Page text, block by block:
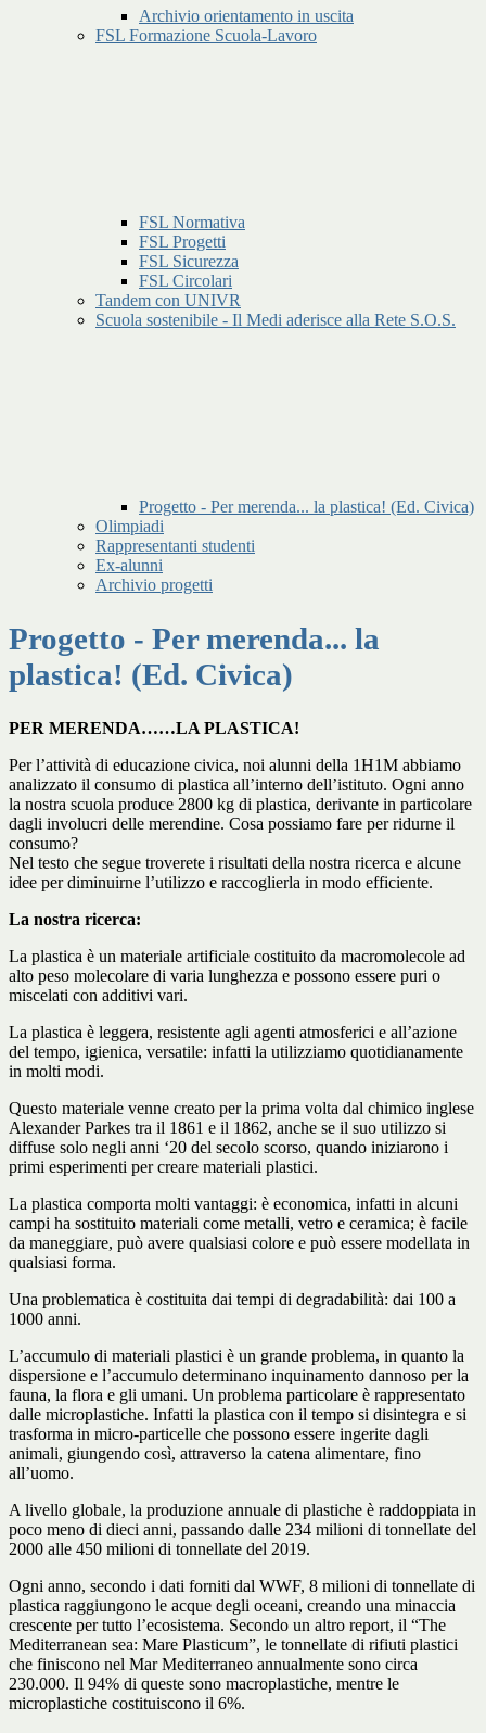
Archivio orientamento in uscita
FSL Formazione Scuola-Lavoro
FSL Normativa
FSL Progetti
FSL Sicurezza
FSL Circolari
Tandem con UNIVR
Scuola sostenibile - Il Medi aderisce alla Rete S.O.S.
Progetto - Per merenda... la plastica! (Ed. Civica)
Olimpiadi
Rappresentanti studenti
Ex-alunni
Archivio progetti
Progetto - Per merenda... la
plastica! (Ed. Civica)
PER MERENDA……LA PLASTICA!
Per l’attività di educazione civica, noi alunni della 1H1M abbiamo
analizzato il consumo di plastica all’interno dell’istituto. Ogni anno
la nostra scuola produce 2800 kg di plastica, derivante in particolare
dagli involucri delle merendine. Cosa possiamo fare per ridurne il
consumo?
Nel testo che segue troverete i risultati della nostra ricerca e alcune
idee per diminuirne l’utilizzo e raccoglierla in modo efficiente.
La nostra ricerca:
La plastica è un materiale artificiale costituito da macromolecole ad
alto peso molecolare di varia lunghezza e possono essere puri o
miscelati con additivi vari.
La plastica è leggera, resistente agli agenti atmosferici e all’azione
del tempo, igienica, versatile: infatti la utilizziamo quotidianamente
in molti modi.
Questo materiale venne creato per la prima volta dal chimico inglese
Alexander Parkes tra il 1861 e il 1862, anche se il suo utilizzo si
diffuse solo negli anni ‘20 del secolo scorso, quando iniziarono i
primi esperimenti per creare materiali plastici.
La plastica comporta molti vantaggi: è economica, infatti in alcuni
campi ha sostituito materiali come metalli, vetro e ceramica; è facile
da maneggiare, può avere qualsiasi colore e può essere modellata in
qualsiasi forma.
Una problematica è costituita dai tempi di degradabilità: dai 100 a
1000 anni.
L’accumulo di materiali plastici è un grande problema, in quanto la
dispersione e l’accumulo determinano inquinamento dannoso per la
fauna, la flora e gli umani. Un problema particolare è rappresentato
dalle microplastiche. Infatti la plastica con il tempo si disintegra e si
trasforma in micro-particelle che possono essere ingerite dagli
animali, giungendo così, attraverso la catena alimentare, fino
all’uomo.
A livello globale, la produzione annuale di plastiche è raddoppiata in
poco meno di dieci anni, passando dalle 234 milioni di tonnellate del
2000 alle 450 milioni di tonnellate del 2019.
Ogni anno, secondo i dati forniti dal WWF, 8 milioni di tonnellate di
plastica raggiungono le acque degli oceani, creando una minaccia
crescente per tutto l’ecosistema. Secondo un altro report, il “The
Mediterranean sea: Mare Plasticum”, le tonnellate di rifiuti plastici
che finiscono nel Mar Mediterraneo annualmente sono circa
230.000. Il 94% di queste sono macroplastiche, mentre le
microplastiche costituiscono il 6%.